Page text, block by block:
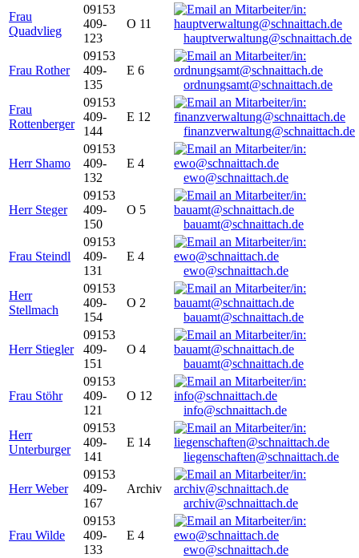
Frau
Quadvlieg
09153
409-
123
O 11
hauptverwaltung@schnaittach.de
Frau Rother
09153
409-
135
E 6
ordnungsamt@schnaittach.de
Frau
Rottenberger
09153
409-
144
E 12
finanzverwaltung@schnaittach.de
Herr Shamo
09153
409-
132
E 4
ewo@schnaittach.de
Herr Steger
09153
409-
150
O 5
bauamt@schnaittach.de
Frau Steindl
09153
409-
131
E 4
ewo@schnaittach.de
Herr
Stellmach
09153
409-
154
O 2
bauamt@schnaittach.de
Herr Stiegler
09153
409-
151
O 4
bauamt@schnaittach.de
Frau Stöhr
09153
409-
121
O 12
info@schnaittach.de
Herr
Unterburger
09153
409-
141
E 14
liegenschaften@schnaittach.de
Herr Weber
09153
409-
167
Archiv
archiv@schnaittach.de
Frau Wilde
09153
409-
133
E 4
ewo@schnaittach.de